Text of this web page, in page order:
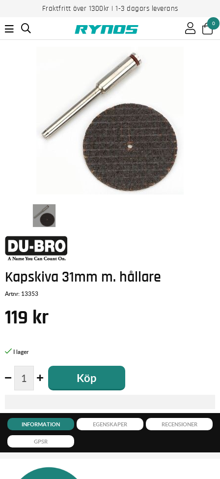
Fraktfritt över 1300kr | 1-3 dagars leverans
0
Kapskiva 31mm m. hållare
Artnr: 13353
119 kr
Köp
INFORMATION EGENSKAPER RECENSIONER
GPSR